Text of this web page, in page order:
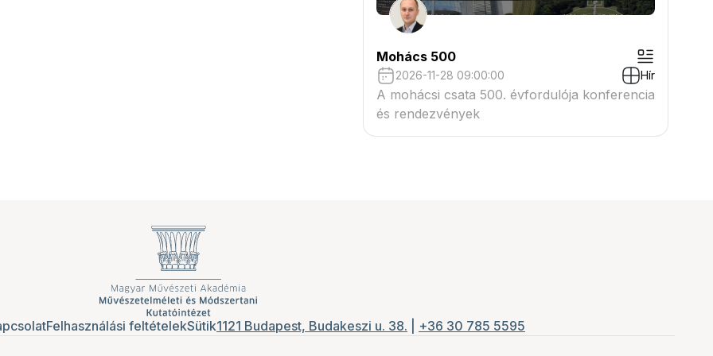
Mohács 500
2026-11-28 09:00:00 Hír
A mohácsi csata 500. évfordulója konferencia
és rendezvények
Felhasználási feltételekSütik1121 Budapest, Budakeszi u. 38. +36 30 785 5595